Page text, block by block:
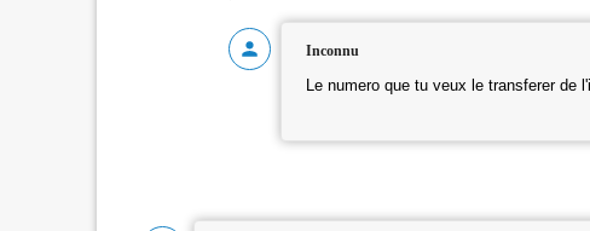
Inconnu
Le numero que tu veux le transferer de